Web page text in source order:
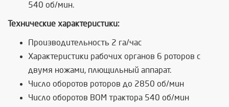
540 об/мин.
Технические характеристики:
Производительность 2 га/час
Характеристики рабочих органов 6 роторов с
двумя ножами, плющильный аппарат.
Число оборотов роторов до 2850 об/мин
Число оборотов ВОМ трактора 540 об/мин